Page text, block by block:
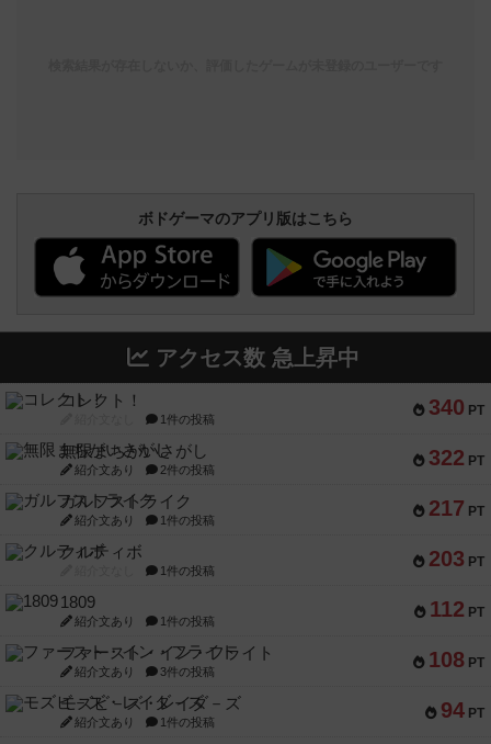
ボドゲーマのアプリ版はこちら
アクセス数 急上昇中
340 PT
コレクト！
1件の投稿
322 PT
無限まちがいさがし
紹介文あり 2件の投稿
217 PT
ガルフストライク
紹介文あり 1件の投稿
203 PT
クルティボ
1件の投稿
112 PT
1809
紹介文あり 1件の投稿
108 PT
ファースト・イン・フライト
紹介文あり 3件の投稿
94 PT
モズビ－ズ・レイダ－ズ
紹介文あり 1件の投稿